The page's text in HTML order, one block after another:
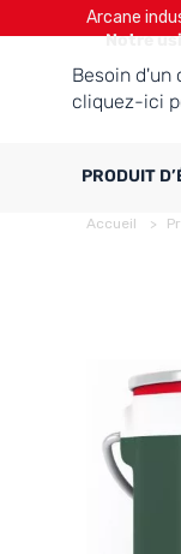
Arcane
Notre
Besoin d'un
cliquez-ici
PRODUIT
Accueil